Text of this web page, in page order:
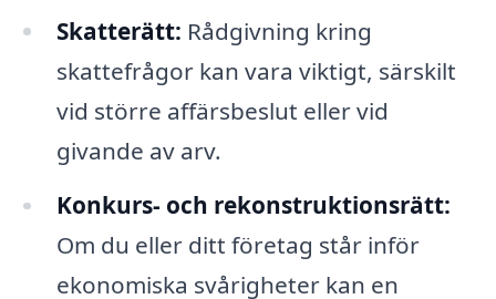
Skatterätt: Rådgivning kring
skattefrågor kan vara viktigt, särskilt
vid större affärsbeslut eller vid
givande av arv.
Konkurs- och rekonstruktionsrätt:
Om du eller ditt företag står inför
ekonomiska svårigheter kan en